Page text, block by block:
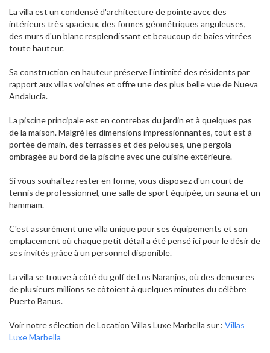
La villa est un condensé d'architecture de pointe avec des
intérieurs très spacieux, des formes géométriques anguleuses,
des murs d'un blanc resplendissant et beaucoup de baies vitrées
toute hauteur.
Sa construction en hauteur préserve l'intimité des résidents par
rapport aux villas voisines et offre une des plus belle vue de Nueva
Andalucia.
La piscine principale est en contrebas du jardin et à quelques pas
de la maison. Malgré les dimensions impressionnantes, tout est à
portée de main, des terrasses et des pelouses, une pergola
ombragée au bord de la piscine avec une cuisine extérieure.
Si vous souhaitez rester en forme, vous disposez d'un court de
tennis de professionnel, une salle de sport équipée, un sauna et un
hammam.
C'est assurément une villa unique pour ses équipements et son
emplacement où chaque petit détail a été pensé ici pour le désir de
ses invités grâce à un personnel disponible.
La villa se trouve à côté du golf de Los Naranjos, où des demeures
de plusieurs millions se côtoient à quelques minutes du célèbre
Puerto Banus.
Voir notre sélection de Location Villas Luxe Marbella sur : Villas
Luxe Marbella